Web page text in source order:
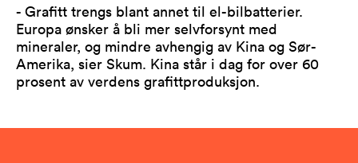
- Grafitt trengs blant annet til el-bilbatterier.
Europa ønsker å bli mer selvforsynt med
mineraler, og mindre avhengig av Kina og Sør-
Amerika, sier Skum. Kina står i dag for over 60
prosent av verdens grafittproduksjon.